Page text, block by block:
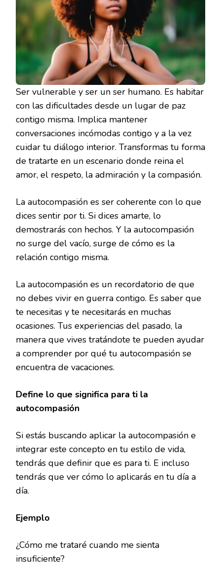
Ser vulnerable y ser un ser humano. Es habitar
con las dificultades desde un lugar de paz
contigo misma. Implica mantener
conversaciones incómodas contigo y a la vez
cuidar tu diálogo interior. Transformas tu forma
de tratarte en un escenario donde reina el
amor, el respeto, la admiración y la compasión.
La autocompasión es ser coherente con lo que
dices sentir por ti. Si dices amarte, lo
demostrarás con hechos. Y la autocompasión
no surge del vacío, surge de cómo es la
relación contigo misma.
La autocompasión es un recordatorio de que
no debes vivir en guerra contigo. Es saber que
te necesitas y te necesitarás en muchas
ocasiones. Tus experiencias del pasado, la
manera que vives tratándote te pueden ayudar
a comprender por qué tu autocompasión se
encuentra de vacaciones.
Define lo que significa para ti la
autocompasión
Si estás buscando aplicar la autocompasión e
integrar este concepto en tu estilo de vida,
tendrás que definir que es para ti. E incluso
tendrás que ver cómo lo aplicarás en tu día a
día.
Ejemplo
¿Cómo me trataré cuando me sienta
insuficiente?